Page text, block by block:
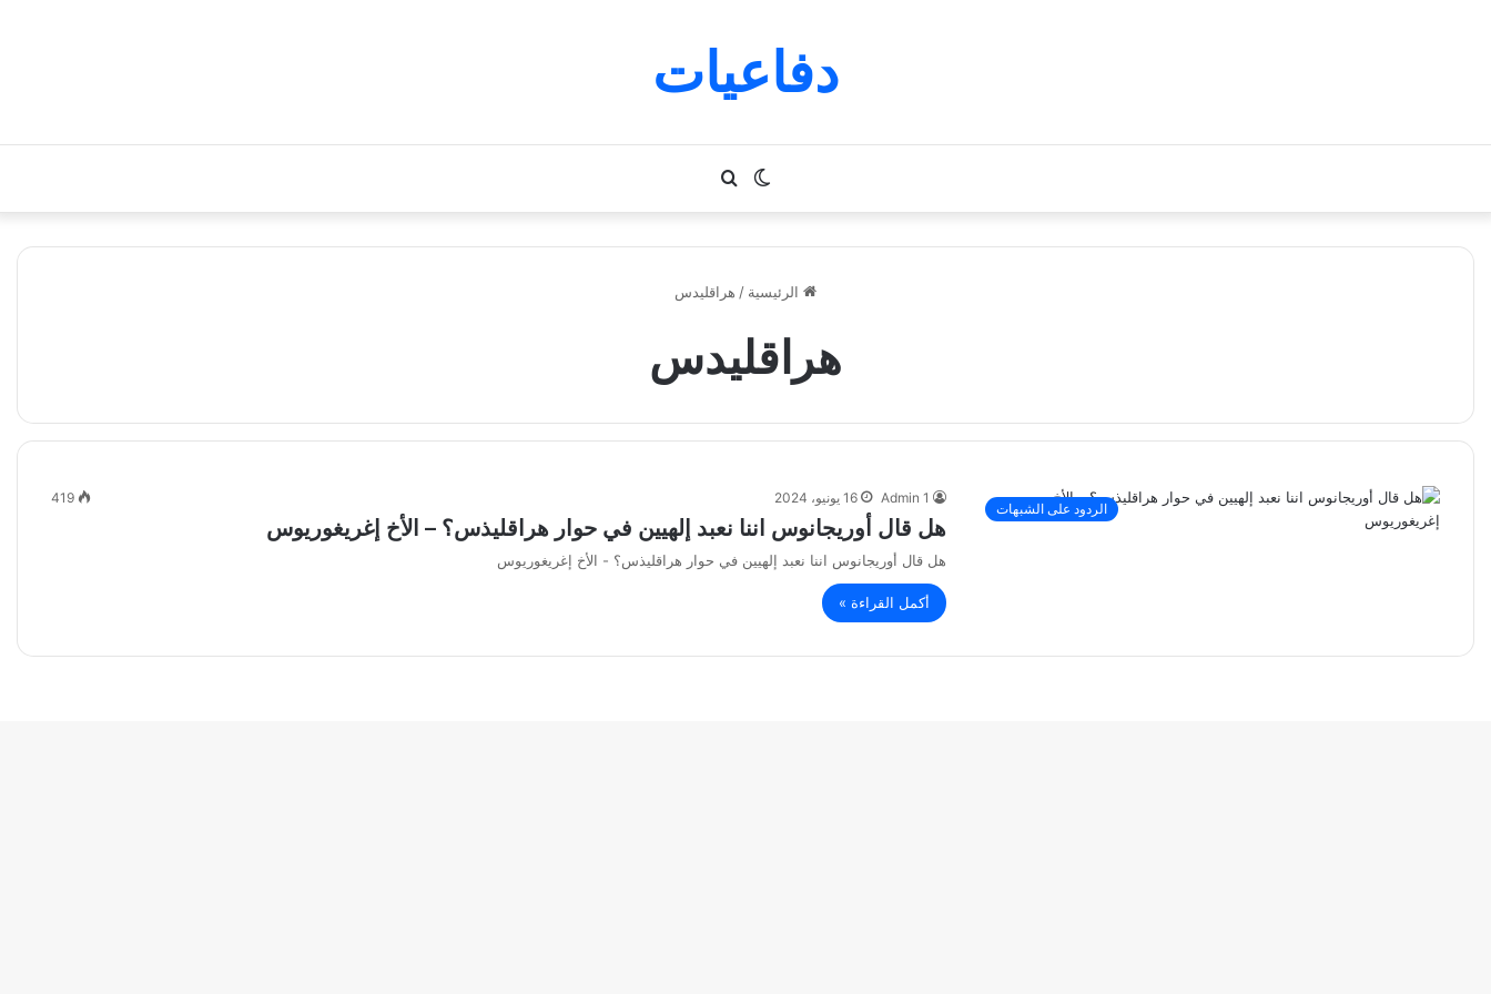
دفاعيات
بحث
عن
الوضع
المظلم
الرئيسية / هراقليدس
هراقليدس
الردود على الشبهات
Admin 1 16 يونيو، 2024 419
هل قال أوريجانوس اننا نعبد إلهيين في حوار هراقليذس؟ – الأخ إغريغوريوس
هل قال أوريجانوس اننا نعبد إلهيين في حوار هراقليذس؟ - الأخ إغريغوريوس
أكمل القراءة »